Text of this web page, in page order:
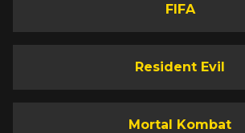
FIFA
Resident Evil
Mortal Kombat